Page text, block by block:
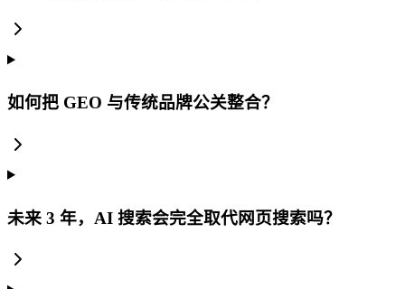
如何把 GEO 与传统品牌公关整合？
未来 3 年，AI 搜索会完全取代网页搜索吗？